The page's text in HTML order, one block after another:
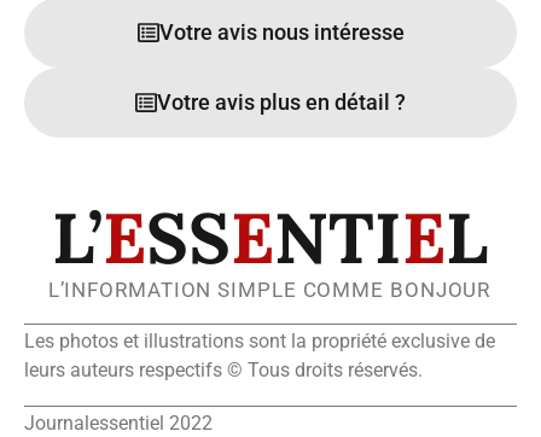
Votre avis nous intéresse
Votre avis plus en détail ?
L’ESSENTIEL
L’INFORMATION SIMPLE COMME BONJOUR
Les photos et illustrations sont la propriété exclusive de
leurs auteurs respectifs © Tous droits réservés.
Journalessentiel 2022